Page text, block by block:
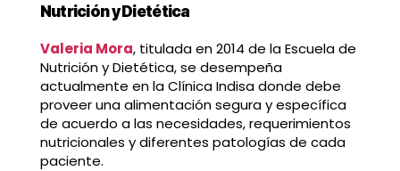
Nutrición y Dietética
Valeria Mora, titulada en 2014 de la Escuela de
Nutrición y Dietética, se desempeña
actualmente en la Clínica Indisa donde debe
proveer una alimentación segura y específica
de acuerdo a las necesidades, requerimientos
nutricionales y diferentes patologías de cada
paciente.